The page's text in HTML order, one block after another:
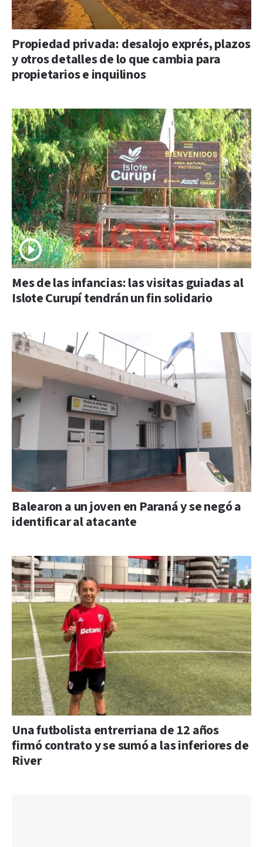
Propiedad privada: desalojo exprés, plazos
y otros detalles de lo que cambia para
propietarios e inquilinos
Mes de las infancias: las visitas guiadas al
Islote Curupí tendrán un fin solidario
Balearon a un joven en Paraná y se negó a
identificar al atacante
Una futbolista entrerriana de 12 años
firmó contrato y se sumó a las inferiores de
River